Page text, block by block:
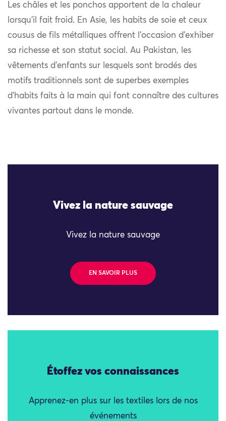
Les châles et les ponchos apportent de la chaleur
lorsqu’il fait froid. En Asie, les habits de soie et ceux
cousus de fils métalliques offrent l’occasion d’exhiber
sa richesse et son statut social. Au Pakistan, les
vêtements d’enfants sur lesquels sont brodés des
motifs traditionnels sont de superbes exemples
d’habits faits à la main qui font connaître des cultures
vivantes partout dans le monde.
Vivez la nature sauvage
Vivez la nature sauvage
EN SAVOIR PLUS
Étoffez vos connaissances
Apprenez-en plus sur les textiles lors de nos
événements